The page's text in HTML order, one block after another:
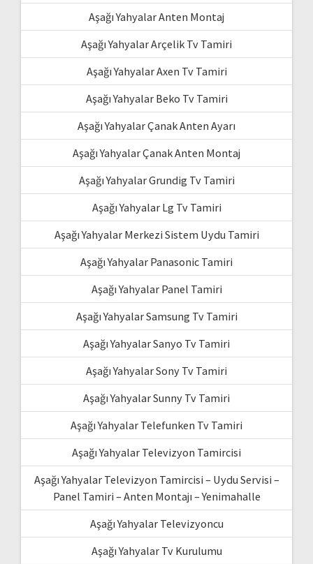
Aşağı Yahyalar Anten Montaj
Aşağı Yahyalar Arçelik Tv Tamiri
Aşağı Yahyalar Axen Tv Tamiri
Aşağı Yahyalar Beko Tv Tamiri
Aşağı Yahyalar Çanak Anten Ayarı
Aşağı Yahyalar Çanak Anten Montaj
Aşağı Yahyalar Grundig Tv Tamiri
Aşağı Yahyalar Lg Tv Tamiri
Aşağı Yahyalar Merkezi Sistem Uydu Tamiri
Aşağı Yahyalar Panasonic Tamiri
Aşağı Yahyalar Panel Tamiri
Aşağı Yahyalar Samsung Tv Tamiri
Aşağı Yahyalar Sanyo Tv Tamiri
Aşağı Yahyalar Sony Tv Tamiri
Aşağı Yahyalar Sunny Tv Tamiri
Aşağı Yahyalar Telefunken Tv Tamiri
Aşağı Yahyalar Televizyon Tamircisi
Aşağı Yahyalar Televizyon Tamircisi – Uydu Servisi –
Panel Tamiri – Anten Montajı – Yenimahalle
Aşağı Yahyalar Televizyoncu
Aşağı Yahyalar Tv Kurulumu